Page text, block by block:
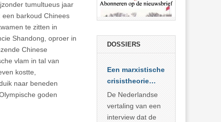
tumultueus jaar
barkoud Chinees
te zitten in
Shandong, oproer in
Chinese
vlam in tal van
kostte,
naar beneden
goden
DOSSIERS
Een marxistische
crisistheorie
voor vandaag
De Nederlandse
vertaling van een
interview dat de